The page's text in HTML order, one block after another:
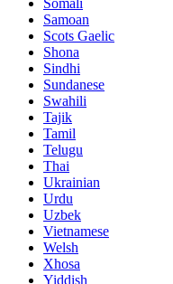
Somali
Samoan
Scots Gaelic
Shona
Sindhi
Sundanese
Swahili
Tajik
Tamil
Telugu
Thai
Ukrainian
Urdu
Uzbek
Vietnamese
Welsh
Xhosa
Yiddish